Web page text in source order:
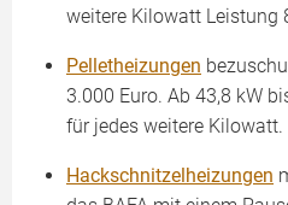
weitere Kilowatt Leistung
Pelletheizungen
3.000 Euro. Ab 43,8 kW
für jedes weitere Kilowatt.
Hackschnitzelheizungen